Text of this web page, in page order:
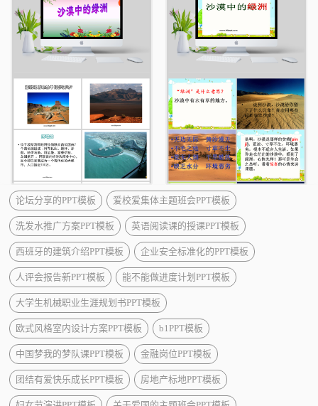
论坛分享的PPT模板 爱校爱集体主题班会PPT模板
洗发水推广方案PPT模板 英语阅读课的授课PPT模板
西班牙的建筑介绍PPT模板 企业安全标准化的PPT模板
人评会报告新PPT模板 能不能做进度计划PPT模板
大学生机械职业生涯规划书PPT模板
欧式风格室内设计方案PPT模板 b1PPT模板
中国梦我的梦队课PPT模板 金融岗位PPT模板
团结有爱快乐成长PPT模板 房地产标地PPT模板